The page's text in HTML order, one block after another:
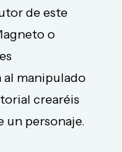
de este
o
al manipulado
crearéis
un personaje.